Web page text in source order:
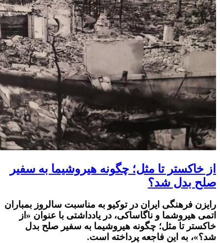
از خاکستر تا مثل؛ چگونه هیروشیما به سفیر
صلح بدل شد؟
رایزن فرهنگی ایران در توکیو به مناسبت سالروز بمباران
اتمی هیروشما و ناگاساکی، در یادداشتی با عنوان «از
خاکستر تا مثل؛ چگونه هیروشیما به سفیر صلح بدل
شد؟»، به این فاجعه پرداخته است.